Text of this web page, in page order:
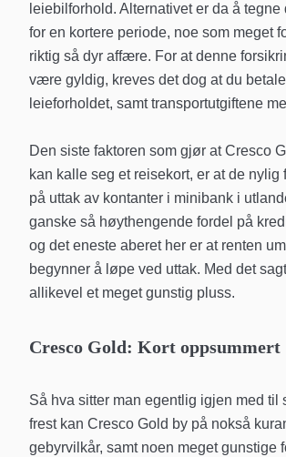
leiebilforhold. Alternativet er da å tegne
for en kortere periode, noe som meget
riktig så dyr affære. For at denne
være gyldig, kreves det dog at du
leieforholdet, samt transportutgiftene
Den siste faktoren som gjør at Cresco
kan kalle seg et reisekort, er at de nylig
på uttak av kontanter i minibank i
ganske så høythengende fordel på
og det eneste aberet her er at renten
begynner å løpe ved uttak. Med det
allikevel et meget gunstig pluss.
Cresco Gold: Kort oppsummert
Så hva sitter man egentlig igjen med til
frest kan Cresco Gold by på nokså
gebyrvilkår, samt noen meget gunstige